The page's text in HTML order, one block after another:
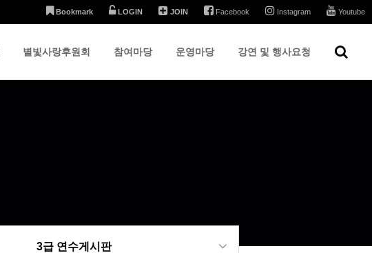
Bookmark LOGIN JOIN Facebook Instagram Youtube
별빛사랑후원회 참여마당 운영마당 강연 및 행사요청
3급 연수게시판